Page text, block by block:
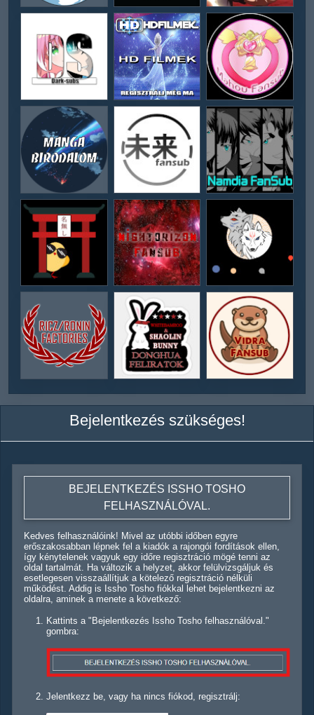
Bejelentkezés szükséges!
BEJELENTKEZÉS ISSHO TOSHO
FELHASZNÁLÓVAL.
Kedves felhasználóink! Mivel az utóbbi időben egyre
erőszakosabban lépnek fel a kiadók a rajongói fordítások ellen,
így kénytelenek vagyuk egy időre regisztráció mögé tenni az
oldal tartalmát. Ha változik a helyzet, akkor felülvizsgáljuk és
esetlegesen visszaállítjuk a kötelező regisztráció nélküli
működést. Addig is Issho Tosho fiókkal lehet bejelentkezni az
oldalra, aminek a menete a következő:
Kattints a "Bejelentkezés Issho Tosho felhasználóval."
gombra:
Jelentkezz be, vagy ha nincs fiókod, regisztrálj: